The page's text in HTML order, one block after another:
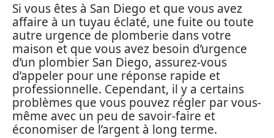
Si vous êtes à San Diego et que vous avez
affaire à un tuyau éclaté, une fuite ou toute
autre urgence de plomberie dans votre
maison et que vous avez besoin d’urgence
d’un plombier San Diego, assurez-vous
d’appeler pour une réponse rapide et
professionnelle. Cependant, il y a certains
problèmes que vous pouvez régler par vous-
même avec un peu de savoir-faire et
économiser de l’argent à long terme.